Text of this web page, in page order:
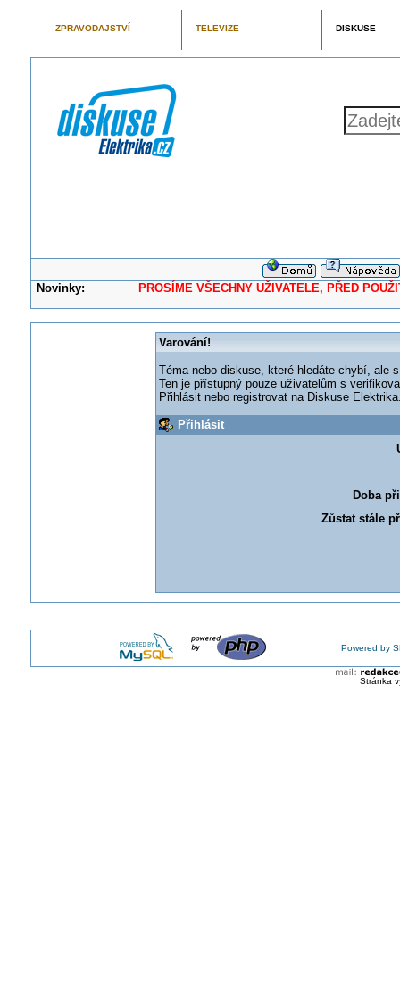
ZPRAVODAJSTVÍ TELEVIZE DISKUSE
Novinky: PROSÍME VŠECHNY UŽIVATELE, PŘED
Varování!
Téma nebo diskuse, které hledáte chybí, ale
Ten je přístupný pouze uživatelům s
Přihlásit nebo registrovat na Diskuse
Přihlásit
Doba
Zůstat stále
Powered by
Stránka